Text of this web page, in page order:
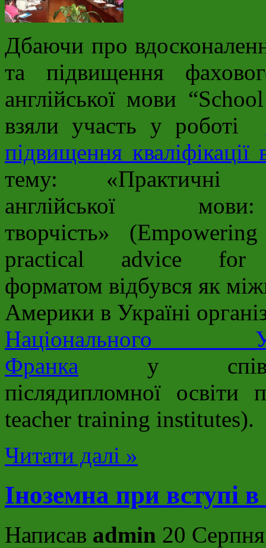
Дбаючи про
та підвищення
англійської мови
взяли участь у роботі
підвищення кваліфікації
тему: «Практичні
англійської
творчість»
practical advice
форматом відбувся як
Америки в Україні
Національного
Франка у
післядипломної освіти
teacher training institutes).
Читати далі »
Іноземна при вступі в
Написав admin 20